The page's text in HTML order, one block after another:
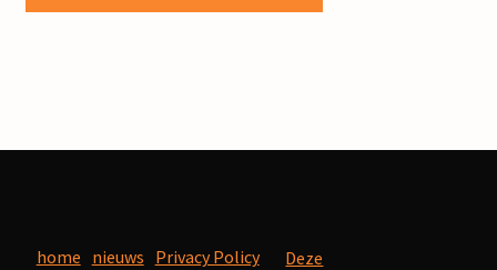
home nieuws Privacy Policy
Deze